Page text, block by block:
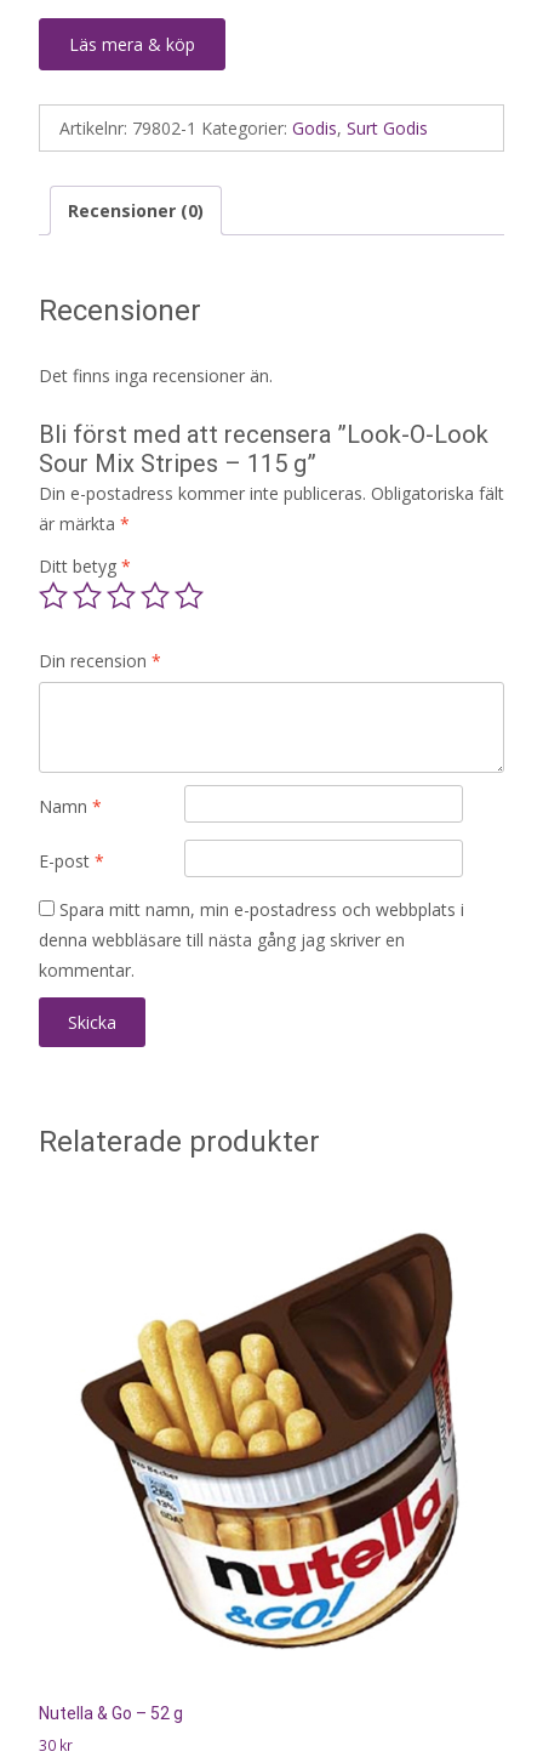
Läs mera & köp
Artikelnr: 79802-1 Kategorier: Godis, Surt Godis
Recensioner (0)
Recensioner
Det finns inga recensioner än.
Bli först med att recensera ”Look-O-Look
Sour Mix Stripes – 115 g”
Din e-postadress kommer inte publiceras. Obligatoriska fält
är märkta *
Ditt betyg *
Din recension *
Namn *
E-post *
Spara mitt namn, min e-postadress och webbplats i
denna webbläsare till nästa gång jag skriver en
kommentar.
Relaterade produkter
Nutella & Go – 52 g
30 kr